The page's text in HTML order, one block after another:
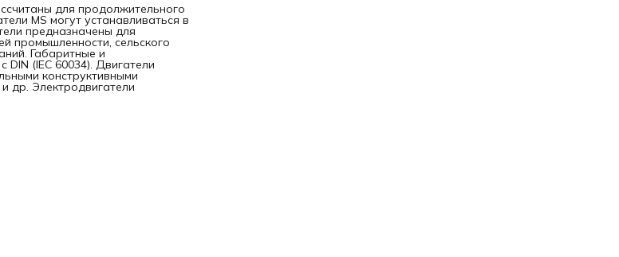
для продолжительного
MS могут устанавливаться в
предназначены для
промышленности, сельского
Габаритные и
(IEC 60034). Двигатели
конструктивными
др. Электродвигатели